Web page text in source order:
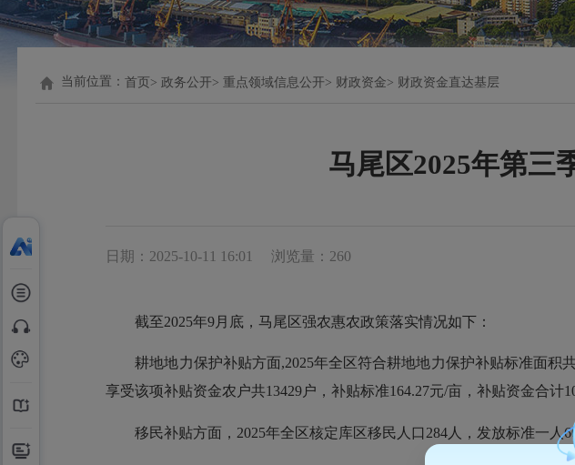
当前位置：首页 政务公开 重点领域信息公开 财政资金 财政资金直达基层
马尾区2025年第三
日期：2025-10-11 16:01 浏览量：260
截至2025年9月底，马尾区强农惠农政策落实情况如下：
耕地地力保护补贴方面,2025年全区符合耕地地力保护补贴标准面积共
享受该项补贴资金农户共13429户，补贴标准164.27元/亩，补贴资金合计
移民补贴方面，2025年全区核定库区移民人口284人，发放标准一人